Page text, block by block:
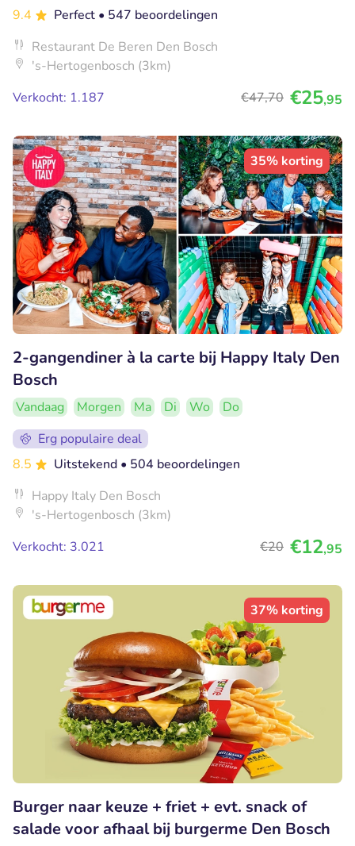
9.4
Perfect • 547 beoordelingen
Restaurant De Beren Den Bosch
's-Hertogenbosch (3km)
Verkocht: 1.187
€47,70 €25,95
35% korting
2-gangendiner à la carte bij Happy Italy Den
Bosch
Vandaag Morgen Ma Di Wo
Do
Erg populaire deal
8.5
Uitstekend • 504 beoordelingen
Happy Italy Den Bosch
's-Hertogenbosch (3km)
Verkocht: 3.021
€20 €12,95
37% korting
Burger naar keuze + friet + evt. snack of
salade voor afhaal bij burgerme Den Bosch